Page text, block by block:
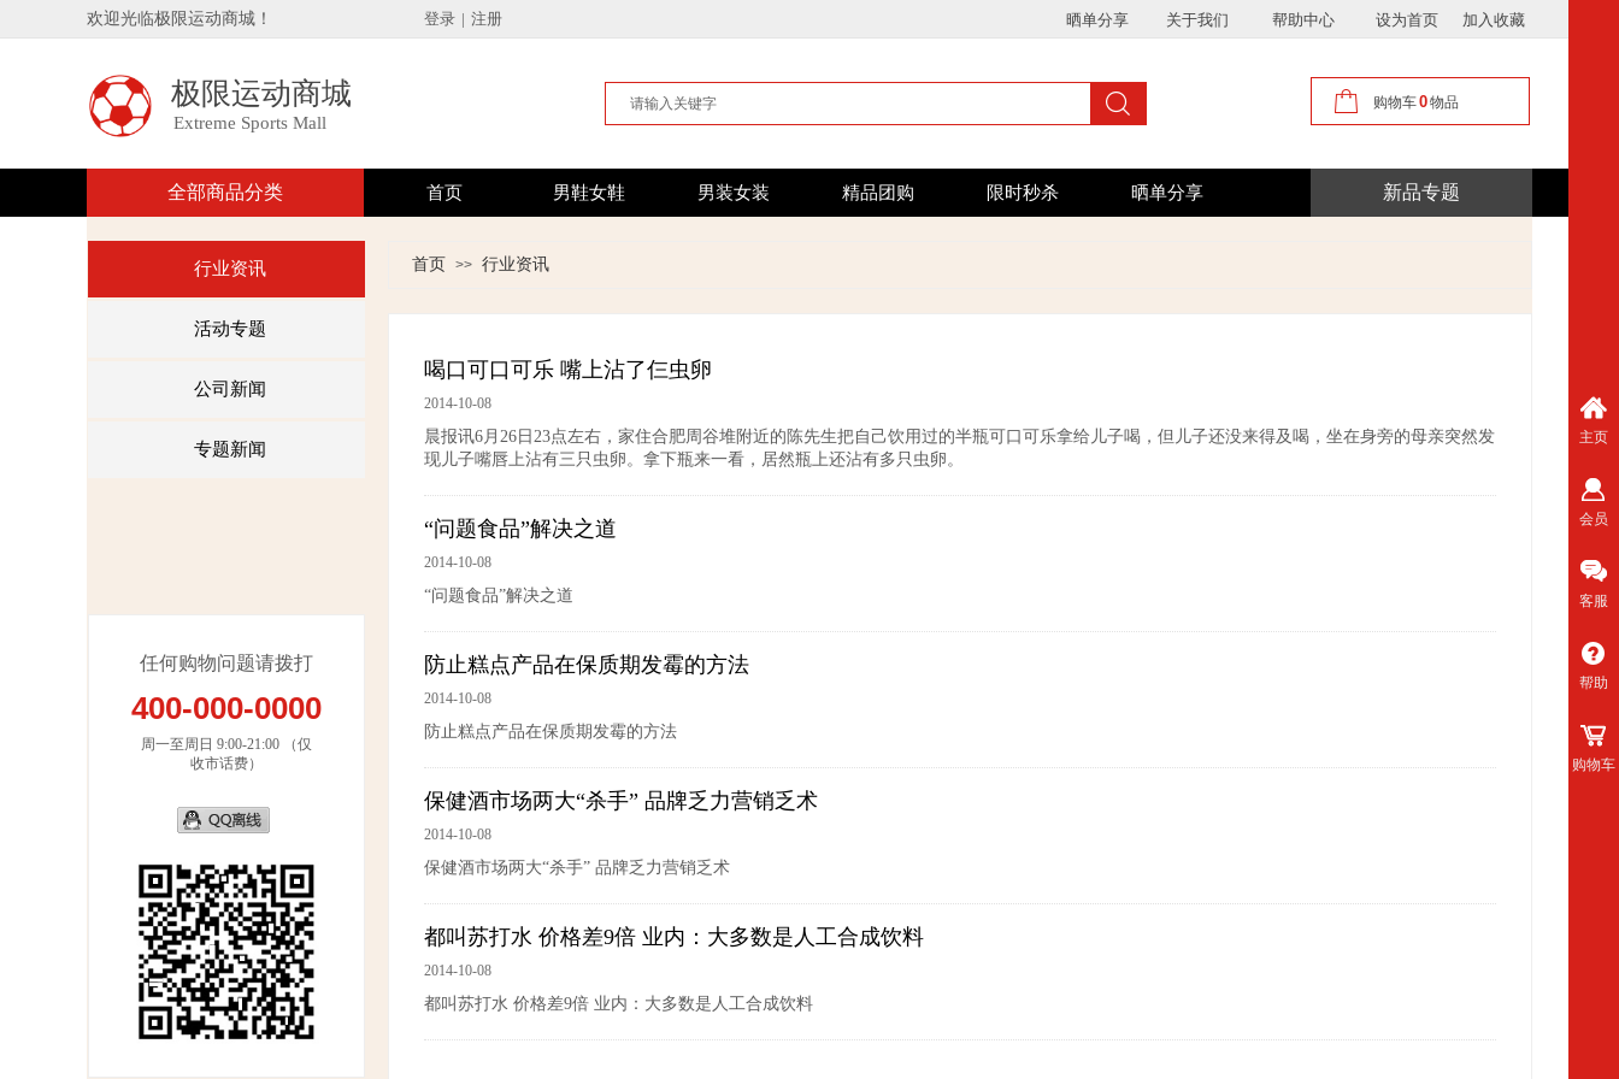
帮助中心
晒单分享 设为首页 加入收藏
欢迎光临极限运动商城！ 登录 | 注册 关于我们
Extreme Sports Mall
极限运动商城 搜索
按钮文本 购物车0物品
新品专题
全部商品分类 首页 男鞋女鞋 男装女装 精品团购 限时秒杀 晒单分享
首页 >> 行业资讯
行业资讯
活动专题
公司新闻
专题新闻
喝口可口可乐 嘴上沾了仨虫卵
2014-10-08
晨报讯6月26日23点左右，家住合肥周谷堆附近的陈先生把自己饮用过的半瓶可口可乐拿给儿子喝，但儿子还没来得及喝，坐在身旁的母亲突然发
现儿子嘴唇上沾有三只虫卵。拿下瓶来一看，居然瓶上还沾有多只虫卵。
“问题食品”解决之道
2014-10-08
“问题食品”解决之道
防止糕点产品在保质期发霉的方法
2014-10-08
防止糕点产品在保质期发霉的方法
保健酒市场两大“杀手” 品牌乏力营销乏术
2014-10-08
保健酒市场两大“杀手” 品牌乏力营销乏术
都叫苏打水 价格差9倍 业内：大多数是人工合成饮料
2014-10-08
都叫苏打水 价格差9倍 业内：大多数是人工合成饮料
任何购物问题请拨打
400-000-0000
周一至周日 9:00-21:00 （仅
收市话费）
主页
会员
客服
帮助
购物车